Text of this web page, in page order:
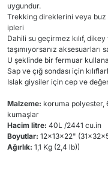
uygundur.
Trekking direklerini veya buz
ipleri
Dahili su geçirmez kılıf, dikey
taşımıyorsanız aksesuarları
U şeklinde bir fermuar
Sap ve çığ sondası için
Islak giysiler için cep ve
Malzeme: koruma polyester,
kumaşlar
Hacim litre: 40L /2441 cu.in
Boyutlar: 12x13x22"
Ağırlık: 1,1 Kg (2,4 lb))